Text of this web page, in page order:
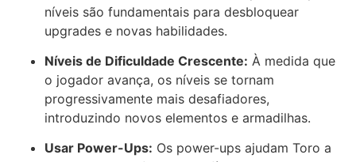
níveis são fundamentais para desbloquear
upgrades e novas habilidades.
Níveis de Dificuldade Crescente: À medida que
o jogador avança, os níveis se tornam
progressivamente mais desafiadores,
introduzindo novos elementos e armadilhas.
Usar Power-Ups: Os power-ups ajudam Toro a